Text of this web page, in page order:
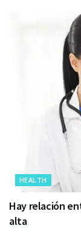
HEALTH
Hay relación
alta